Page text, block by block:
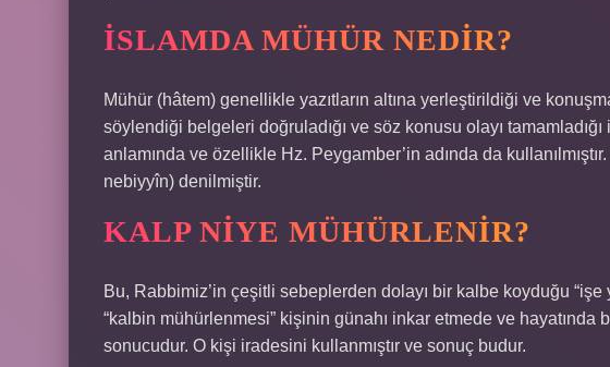
İSLAMDA MÜHÜR NEDIR?
Mühür (hâtem) genellikle yazıtların altına yerleştirildiği ve
söylendiği belgeleri doğruladığı ve söz konusu olayı
anlamında ve özellikle Hz. Peygamber’in adında da
nebiyyîn) denilmiştir.
KALP NIYE MÜHÜRLENIR?
Bu, Rabbimiz’in çeşitli sebeplerden dolayı bir kalbe koyduğu
“kalbin mühürlenmesi” kişinin günahı inkar etmede ve hayatında
sonucudur. O kişi iradesini kullanmıştır ve sonuç budur.